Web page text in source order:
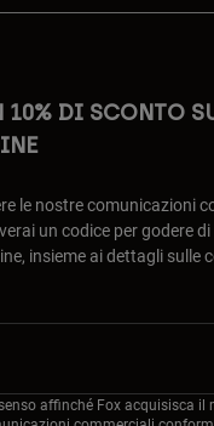
DI SCONTO
le nostre comunicazioni
un codice per godere
insieme ai dettagli sulle
affinché Fox acquisisca il